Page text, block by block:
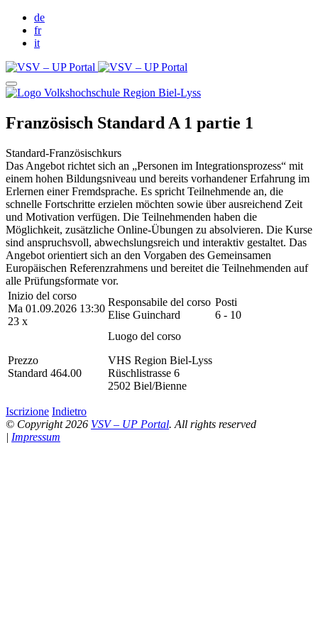
de
fr
it
Französisch Standard A 1 partie 1
Standard-Französischkurs
Das Angebot richtet sich an „Personen im Integrationsprozess“ mit
einem hohen Bildungsniveau und bereits vorhandener Erfahrung im
Erlernen einer Fremdsprache. Es spricht Teilnehmende an, die
schnelle Fortschritte erzielen möchten sowie über ausreichend Zeit
und Motivation verfügen. Die Teilnehmenden haben die
Möglichkeit, zusätzliche Online-Übungen zu absolvieren. Die Kurse
sind anspruchsvoll, abwechslungsreich und interaktiv gestaltet. Das
Angebot orientiert sich an den Vorgaben des Gemeinsamen
Europäischen Referenzrahmens und bereitet die Teilnehmenden auf
alle Prüfungsformate vor.
Inizio del corso
Ma 01.09.2026 13:30
23 x
Responsabile del corso
Elise Guinchard
Posti
6 - 10
Prezzo
Standard 464.00
Luogo del corso
VHS Region Biel-Lyss
Rüschlistrasse 6
2502 Biel/Bienne
Iscrizione Indietro
© Copyright 2026 VSV – UP Portal. All rights reserved
| Impressum